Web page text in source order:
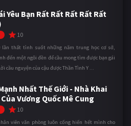
Yêu Bạn Rất Rất Rất Rất Rất
10
lần thất tình suốt những năm trung học cơ sở,
đến một ngôi đền để cầu mong tìm được bạn gái
cầu nguyện của cậu được Thần Tình Y ...
Nhất Thế Giới - Nhà Khai
Vương Quốc Mê Cung
10
viên văn phòng luôn cống hiến hết mình cho